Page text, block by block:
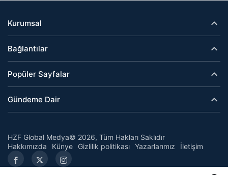
Kurumsal
Bağlantılar
Popüler Sayfalar
Gündeme Dair
HZF Global Medya© 2026, Tüm Hakları Saklıdır
Hakkımızda
Künye Gizlilik politikası Yazarlarımız İletişim